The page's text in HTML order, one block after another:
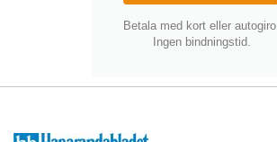
Betala med kort eller autogiro.
Ingen bindningstid.